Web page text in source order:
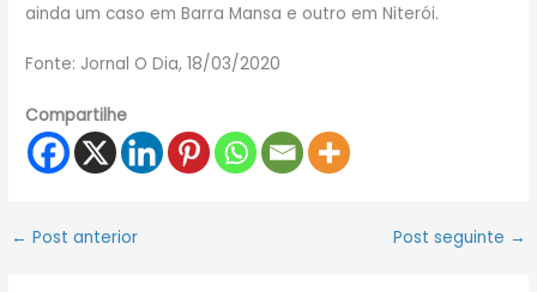
ainda um caso em Barra Mansa e outro em Niterói.
Fonte: Jornal O Dia, 18/03/2020
Compartilhe
← Post anterior Post seguinte →